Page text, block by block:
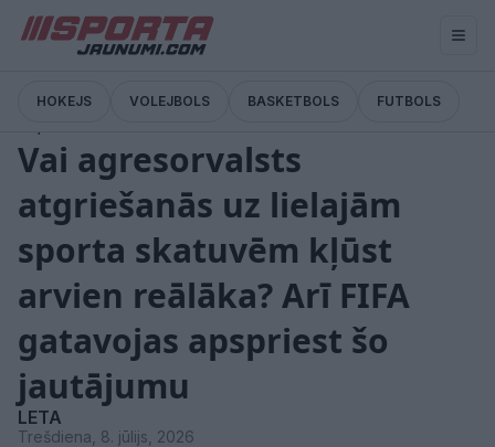
HOKEJS VOLEJBOLS BASKETBOLS FUTBOLS
Vai agresorvalsts
atgriešanās uz lielajām
sporta skatuvēm kļūst
arvien reālāka? Arī FIFA
gatavojas apspriest šo
jautājumu
LETA
Trešdiena, 8. jūlijs, 2026